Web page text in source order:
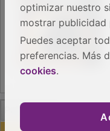
PUBLICIDAD
optimizar nuestro
mostrar publicidad
Puedes aceptar
preferencias. Más
cookies.